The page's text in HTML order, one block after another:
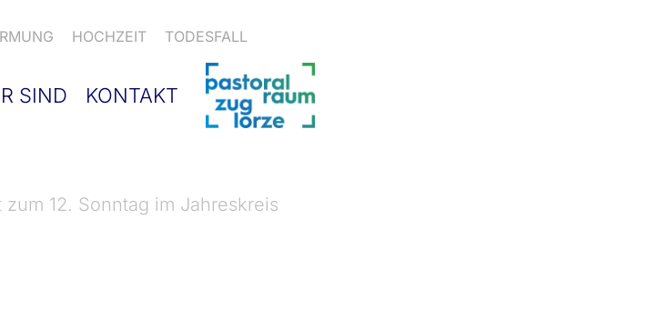
HOCHZEIT TODESFALL
SIND KONTAKT
12. Sonntag im Jahreskreis